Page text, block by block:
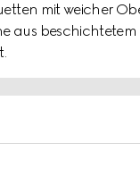
mit weicher
aus